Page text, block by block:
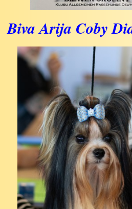
Biva Arija Coby